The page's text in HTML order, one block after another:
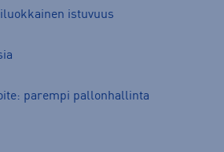
istuvuus
parempi pallonhallinta